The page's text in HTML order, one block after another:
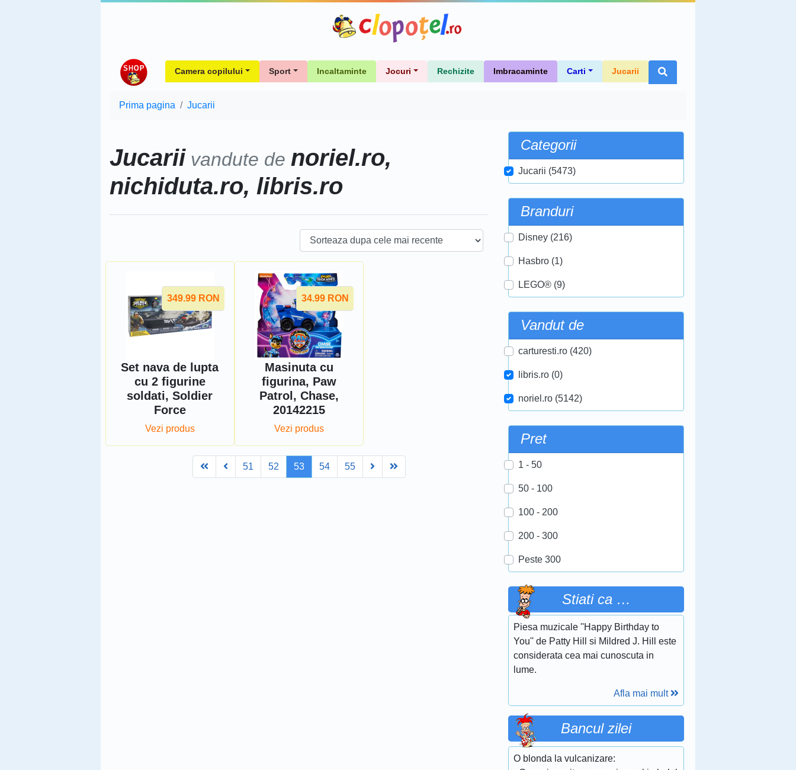
Camera copilului Sport Incaltaminte Jocuri Rechizite Imbracaminte Carti Jucarii
Prima pagina Jucarii
Jucarii vandute de noriel.ro,
nichiduta.ro, libris.ro
349.99 RON
Set nava de lupta
cu 2 figurine
soldati, Soldier
Force
Vezi produs
34.99 RON
Masinuta cu
figurina, Paw
Patrol, Chase,
20142215
Vezi produs
FirstPrev51 52 53 54 55 Next Last
Categorii
Jucarii (5473)
Branduri
Disney (216)
Hasbro (1)
LEGO® (9)
Vandut de
carturesti.ro (420)
libris.ro (0)
noriel.ro (5142)
Pret
1 - 50
50 - 100
100 - 200
200 - 300
Peste 300
Stiati ca …
Piesa muzicale ''Happy Birthday to
You'' de Patty Hill si Mildred J. Hill este
considerata cea mai cunoscuta in
lume.
Afla mai mult
Bancul zilei
O blonda la vulcanizare: